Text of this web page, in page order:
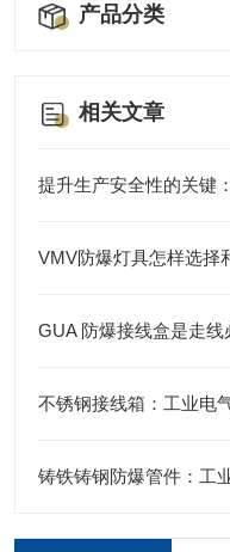
产品分类
相关文章
提升生产安全性的关键
VMV防爆灯具怎样选择
GUA 防爆接线盒是走
不锈钢接线箱：工业电
铸铁铸钢防爆管件：工